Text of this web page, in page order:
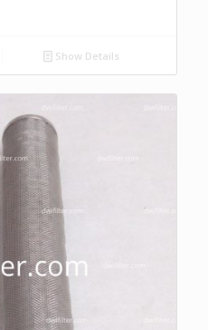
Show Details